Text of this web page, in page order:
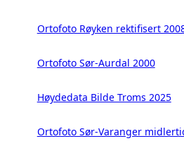
Ortofoto Røyken rektifisert
Ortofoto Sør-Aurdal 2000
Høydedata Bilde Troms 2025
Ortofoto Sør-Varanger